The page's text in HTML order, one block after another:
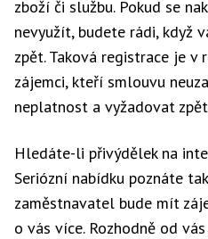
zboží či službu. Pokud se
nevyužít, budete rádi, když
zpět. Taková registrace je v
zájemci, kteří smlouvu
neplatnost a vyžadovat
Hledáte-li přivýdělek na
Seriózní nabídku poznáte
zaměstnavatel bude mít
o vás více. Rozhodně od